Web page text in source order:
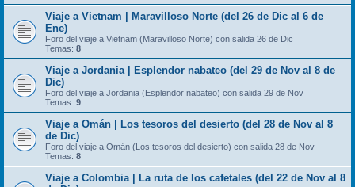
Viaje a Vietnam | Maravilloso Norte (del 26 de Dic al 6 de
Ene)
Foro del viaje a Vietnam (Maravilloso Norte) con salida 26 de Dic
Temas: 8
Viaje a Jordania | Esplendor nabateo (del 29 de Nov al 8 de
Dic)
Foro del viaje a Jordania (Esplendor nabateo) con salida 29 de Nov
Temas: 9
Viaje a Omán | Los tesoros del desierto (del 28 de Nov al 8
de Dic)
Foro del viaje a Omán (Los tesoros del desierto) con salida 28 de Nov
Temas: 8
Viaje a Colombia | La ruta de los cafetales (del 22 de Nov al 8